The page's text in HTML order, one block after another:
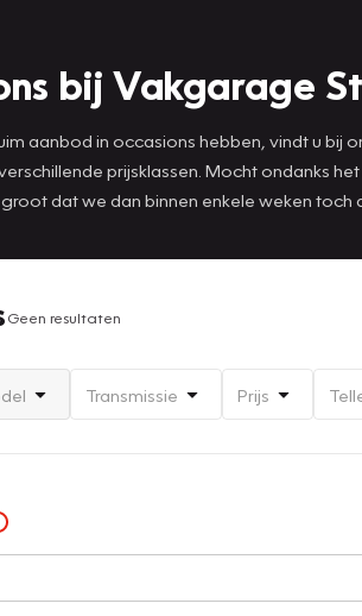
bij Vakgarage
aanbod in occasions hebben, vindt u bij
prijsklassen. Mocht ondanks
dat we dan binnen enkele weken
Geen resultaten
Transmissie Prijs